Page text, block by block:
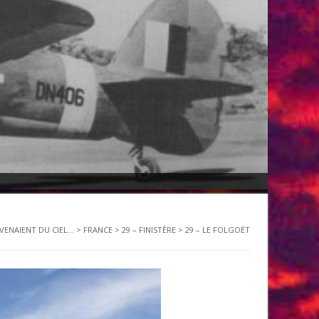
DU CIEL... > FRANCE > 29 – FINISTÈRE > 29 – LE FOLGOËT